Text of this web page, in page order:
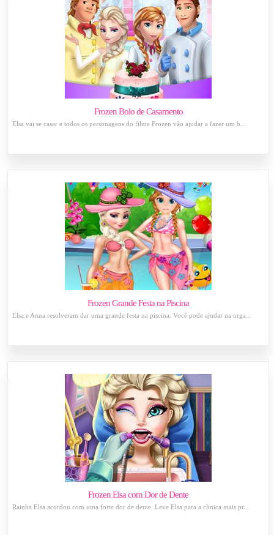
Frozen Bolo de Casamento
Elsa vai se casar e todos os personagens do filme Frozen vão ajudar a fazer um b...
Frozen Grande Festa na Piscina
Elsa e Anna resolveram dar uma grande festa na piscina. Você pode ajudar na orga...
Frozen Elsa com Dor de Dente
Rainha Elsa acordou com uma forte dor de dente. Leve Elsa para a clinica mais pr...